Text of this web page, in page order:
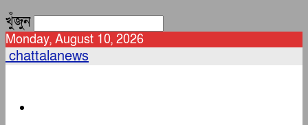
খুঁজুন
Monday, August 10, 2026
chattalanews